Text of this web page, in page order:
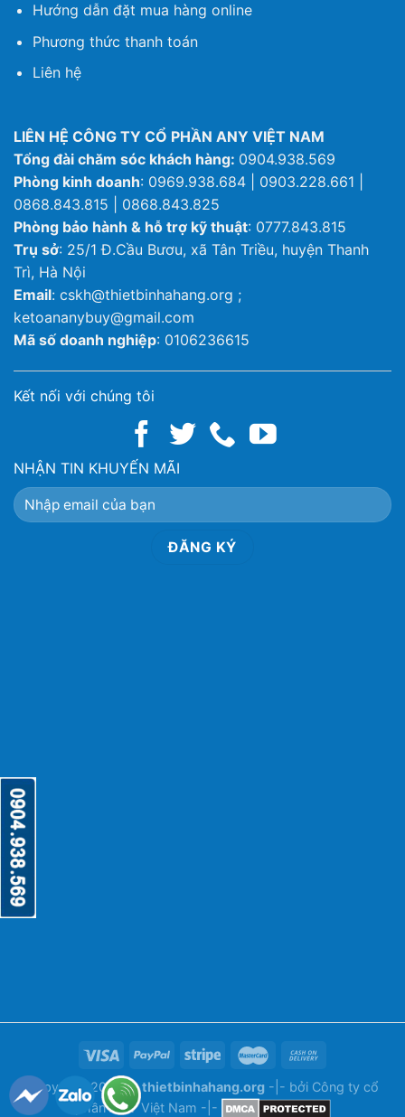
Hướng dẫn đặt mua hàng online
Phương thức thanh toán
Liên hệ
LIÊN HỆ CÔNG TY CỔ PHẦN ANY VIỆT NAM
Tổng đài chăm sóc khách hàng: 0904.938.569
Phòng kinh doanh: 0969.938.684 | 0903.228.661 |
0868.843.815 | 0868.843.825
Phòng bảo hành & hỗ trợ kỹ thuật: 0777.843.815
Trụ sở: 25/1 Đ.Cầu Bươu, xã Tân Triều, huyện Thanh
Trì, Hà Nội
Email: cskh@thietbinhahang.org ;
ketoananybuy@gmail.com
Mã số doanh nghiệp: 0106236615
Kết nối với chúng tôi
NHẬN TIN KHUYẾN MÃI
Copyright 2026 ©thietbinhahang.org -|- bởi Công ty cổ
phần ANY Việt Nam -|-